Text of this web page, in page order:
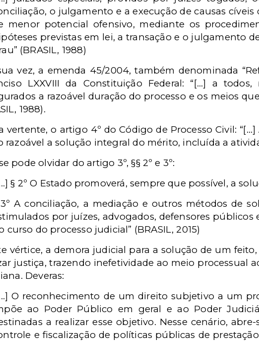
o julgamento e a execução de causas
menor potencial ofensivo, mediante os
previstas em lei, a transação e o julgamento
(BRASIL, 1988)
vez, a emenda 45/2004, também denominada
LXXVIII da Constituição Federal: “[...] a
a razoável duração do processo e os meios
1988).
vertente, o artigo 4º do Código de Processo Civil:
razoável a solução integral do mérito, incluída a
pode olvidar do artigo 3º, §§ 2º e 3º:
§ 2º O Estado promoverá, sempre que possível, a
A conciliação, a mediação e outros métodos de
por juízes, advogados, defensores
curso do processo judicial” (BRASIL, 2015)
vértice, a demora judicial para a solução de um
justiça, trazendo inefetividade ao meio processual
Deveras:
O reconhecimento de um direito subjetivo a um
ao Poder Público em geral e ao Poder
a realizar esse objetivo. Nesse cenário,
e fiscalização de políticas públicas de